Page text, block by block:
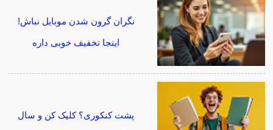
نگران گرون شدن موبایل نباش!
اینجا تخفیف خوبی داره
پشت کنکوری؟ کلیک کن و سال